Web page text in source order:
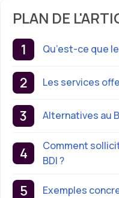
PLAN DE
Qu’est-ce que le
Les services
Alternatives au
Comment
BDI ?
Exemples